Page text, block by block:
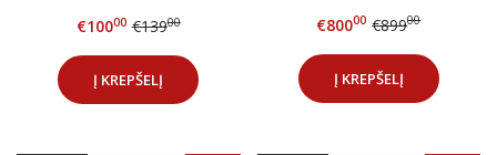
€10000 €13900
Į KREPŠELĮ
€80000 €89900
Į KREPŠELĮ